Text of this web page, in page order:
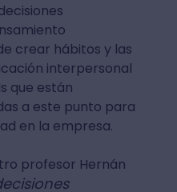
crear hábitos y las
interpersonal
que están
a este punto para
en la empresa.
profesor Hernán